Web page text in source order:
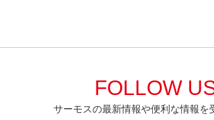
FOLLOW
サーモスの最新情報や便利な情報を